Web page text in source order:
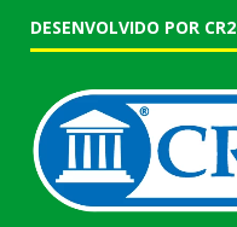
DESENVOLVIDO POR CR2